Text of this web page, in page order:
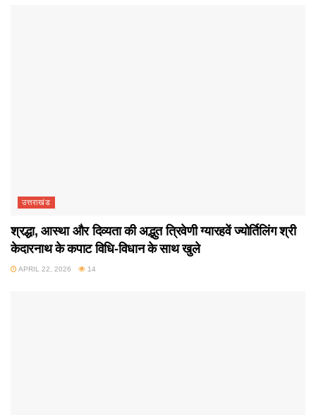
उत्तराखंड
श्रद्धा, आस्था और दिव्यता की अद्भुत त्रिवेणी ग्यारहवें ज्योर्तिलिंग श्री
केदारनाथ के कपाट विधि-विधान के साथ खुले
APRIL 22, 2026 14